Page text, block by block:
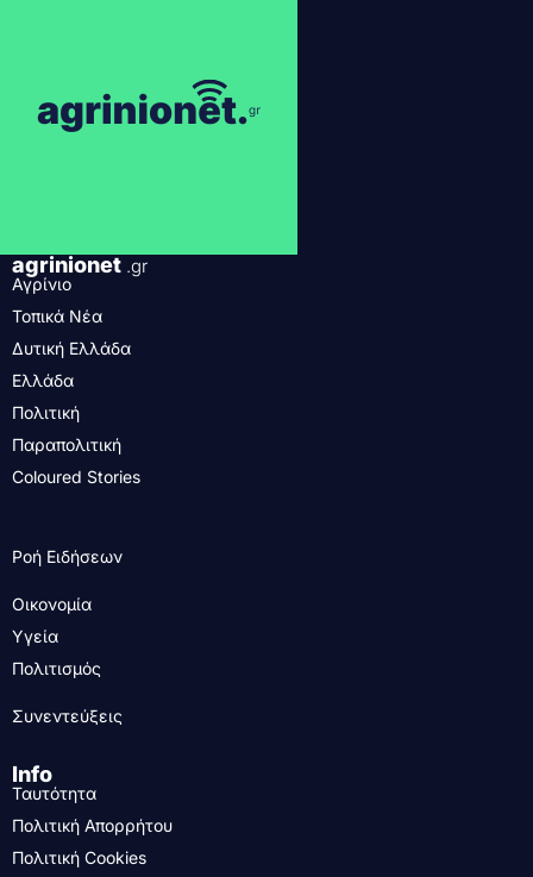
agrinionet .gr
Αγρίνιο
Τοπικά Νέα
Δυτική Ελλάδα
Ελλάδα
Πολιτική
Παραπολιτική
Coloured Stories
Ροή Ειδήσεων
Οικονομία
Υγεία
Πολιτισμός
Συνεντεύξεις
Info
Ταυτότητα
Πολιτική Απορρήτου
Πολιτική Cookies